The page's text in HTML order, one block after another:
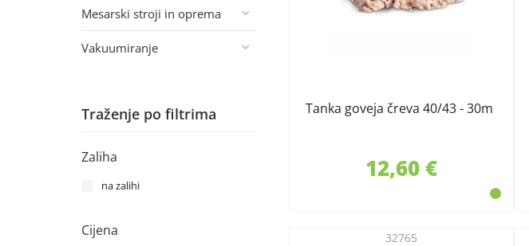
Mesarski stroji in oprema
Vakuumiranje
Traženje po filtrima
Zaliha
na zalihi
Cijena
Tanka goveja čreva 40/43 - 30m
12,60 €
32765